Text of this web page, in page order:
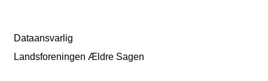
Dataansvarlig
Landsforeningen Ældre Sagen